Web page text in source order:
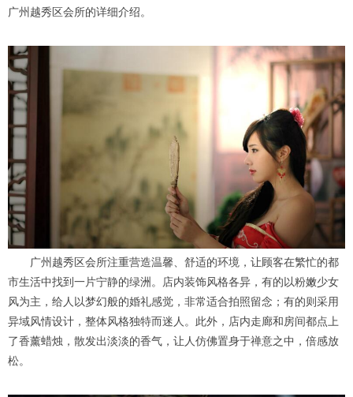
广州越秀区会所的详细介绍。
广州越秀区会所注重营造温馨、舒适的环境，让顾客在繁忙的都
市生活中找到一片宁静的绿洲。店内装饰风格各异，有的以粉嫩少女
风为主，给人以梦幻般的婚礼感觉，非常适合拍照留念；有的则采用
异域风情设计，整体风格独特而迷人。此外，店内走廊和房间都点上
了香薰蜡烛，散发出淡淡的香气，让人仿佛置身于禅意之中，倍感放
松。